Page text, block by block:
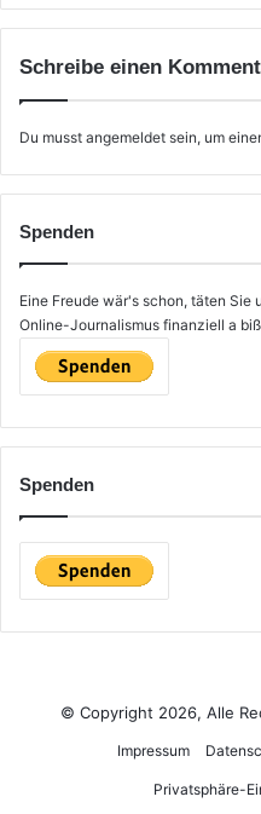
Schreibe einen
Du musst angemeldet sein, um
Spenden
Eine Freude wär's schon, täten Sie
Online-Journalismus finanziell a
Spenden
© Copyright 2026, Alle
Impressum
Privatsphäre-